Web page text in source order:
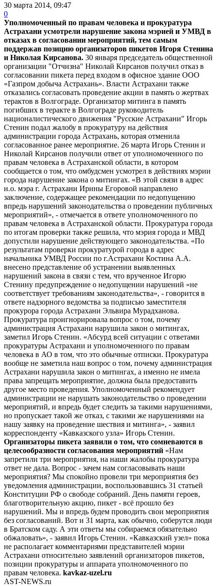
30 марта 2014, 09:47
0
Уполномоченный по правам человека и прокуратура
Астрахани усмотрели нарушение закона мэрией и УМВД в
отказах в согласовании мероприятий, тем самым
поддержав позицию организаторов пикетов Игоря Стенина
и Николая Кирсанова. 30 января председатель общественной
организации "Отчизна" Николай Кирсанов получил отказ в
согласовании пикета перед входом в офисное здание ООО
«Газпром добыча Астрахань». Власти Астрахани также
отказались согласовать проведение акции в память о жертвах
терактов в Волгограде. Организатор митинга в память
погибших в теракте в Волгограде руководитель
националистического движения "Русские Астрахани" Игорь
Стенин подал жалобу в прокуратуру на действия
администрации города Астрахань, которая отменила
согласованное ранее мероприятие. 26 марта Игорь Стенин и
Николай Кирсанов получили ответ от уполномоченного по
правам человека в Астраханской области, в котором
сообщается о том, что омбудсмен усмотрел в действиях мэрии
города нарушение закона о митингах. «В этой связи в адрес
и.о. мэра г. Астрахани Ирины Егоровой направлено
заключение, содержащее рекомендации по недопущению
впредь нарушений законодательства о проведении публичных
мероприятий», - отмечается в ответе уполномоченного по
правам человека в Астраханской области. Прокуратура города
по итогам проверки также решила, что мэрия города и МВД
допустили нарушение действующего законодательства. «По
результатам проверки прокуратурой города в адрес
начальника УМВД России по г.Астрахани Костина А.А.
внесено представление об устранении выявленных
нарушений закона в связи с тем, что врученное Игорю
Стенину предупреждение о недопущении нарушений «не
соответствует требованиям законодательства», - говорится в
ответе надзорного ведомства за подписью заместителя
прокурора города Астрахани Эльвира Мурадханова.
Прокуратура проигнорировала вопрос о том, почему
администрация Астрахани нарушила закон о митингах,
заметил Игорь Стенин. «Абсурд всей ситуации с ответами
прокуратуры Астрахани и уполномоченного по правам
человека в АО в том, что это обычные отписки. Прокуратура
вообще не заметила наш вопрос о том, почему администрация
Астрахани нарушила закон о митингах, а именно не имела
права запрещать мероприятие, должна была предоставить
другое место проведения. Уполномоченный рекомендует
администрации не нарушать законодательство о проведении
мероприятий, и впредь будет следить за такими нарушениями,
но пропускает такой же отказ, с такими же нарушениями на
нашу заявку на проведение шествия и митинга», - заявил
корреспонденту «Кавказского узла» Игорь Стенин.
Организаторы пикета заявили о том, что сомневаются в
целесообразности согласования мероприятий «Нам
запретили три мероприятия, на наши жалобы прокуратура
ответ не дала. Вопрос - зачем нам согласовывать наши
мероприятия? Мы спокойно провели три мероприятия без
уведомления администрации, воспользовавшись 31 статьей
Конституции РФ о свободе собраний. День памяти героев,
благотворительную акцию, пикет - всё прошло без
нарушений. Мы и впредь будем проводить свои мероприятия
без согласований. Вот и 31 марта, как обычно, соберутся люди
в Братском саду. А эти ответы мы собираемся обязательно
обжаловать», - заявил Игорь Стенин. «Кавказский узел» пока
не располагает комментариями представителей мэрии
Астрахани относительно заявлений организаторов пикетов,
позиции прокуратуры и аппарата уполномоченного по
правам человека. kavkaz-uzel.ru
AST-NEWS.ru